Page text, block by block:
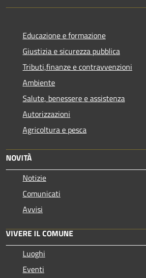
Educazione e formazione
Giustizia e sicurezza pubblica
Tributi,finanze e contravvenzioni
Ambiente
Salute, benessere e assistenza
Autorizzazioni
Agricoltura e pesca
NOVITÀ
Notizie
Comunicati
Avvisi
VIVERE IL COMUNE
Luoghi
Eventi